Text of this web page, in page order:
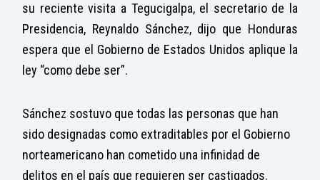
su reciente visita a Tegucigalpa, el secretario de la
Presidencia, Reynaldo Sánchez, dijo que Honduras
espera que el Gobierno de Estados Unidos aplique la
ley “como debe ser”.
Sánchez sostuvo que todas las personas que han
sido designadas como extraditables por el Gobierno
norteamericano han cometido una infinidad de
delitos en el país que requieren ser castigados.